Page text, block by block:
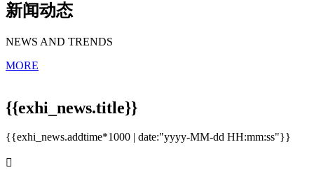
新闻动态
NEWS AND TRENDS
MORE
{{exhi_news.title}}
{{exhi_news.addtime*1000 | date:"yyyy-MM-dd HH:mm:ss"}}
